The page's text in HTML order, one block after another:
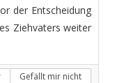
der Entscheidung
Ziehvaters weiter
Gefällt mir nicht